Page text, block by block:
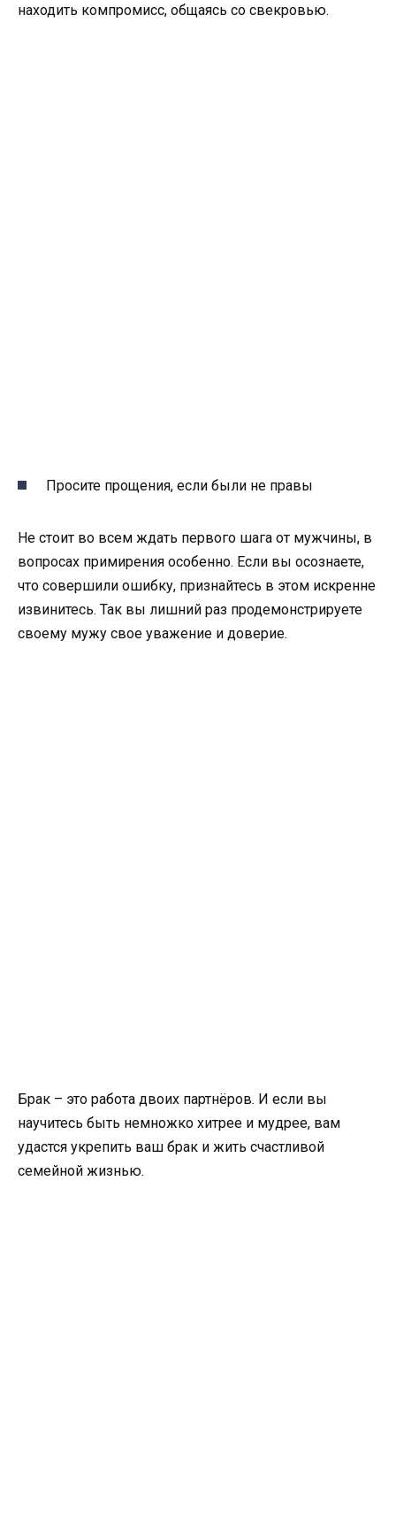
находить компромисс, общаясь со свекровью.
Просите прощения, если были не правы
Не стоит во всем ждать первого шага от мужчины, в
вопросах примирения особенно. Если вы осознаете,
что совершили ошибку, признайтесь в этом искренне
извинитесь. Так вы лишний раз продемонстрируете
своему мужу свое уважение и доверие.
Брак – это работа двоих партнёров. И если вы
научитесь быть немножко хитрее и мудрее, вам
удастся укрепить ваш брак и жить счастливой
семейной жизнью.